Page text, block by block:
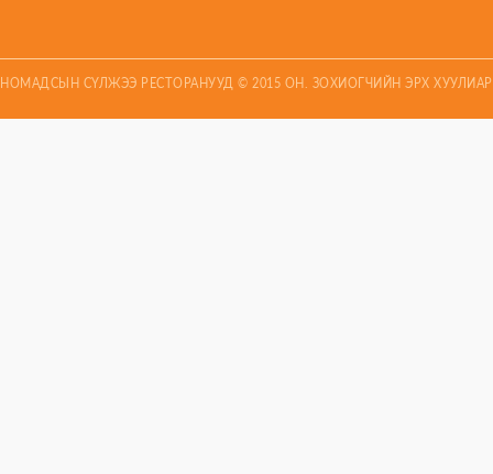
НОМАДСЫН СҮЛЖЭЭ РЕСТОРАНУУД © 2015 ОН. ЗОХИОГЧИЙН ЭРХ